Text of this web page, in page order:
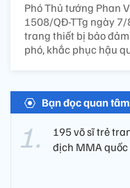
Phó Thủ tướng Phan
1508/QĐ-TTg ngày
trang thiết bị bảo
phó, khắc phục hậu
Bạn đọc quan tâm
195 võ sĩ trẻ
địch MMA